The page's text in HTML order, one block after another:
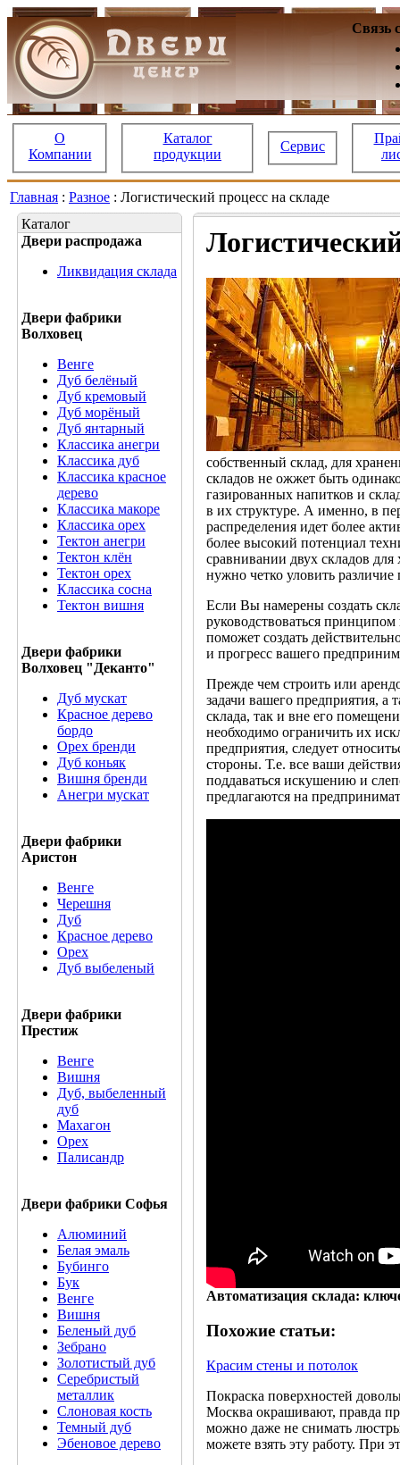
Связь
О
Компании
Каталог
продукции
Сервис
Главная : Разное : Логистический процесс на складе
Каталог
Двери распродажа
Ликвидация склада
Двери фабрики
Волховец
Венге
Дуб белёный
Дуб кремовый
Дуб морёный
Дуб янтарный
Классика анегри
Классика дуб
Классика красное
дерево
Классика макоре
Классика орех
Тектон анегри
Тектон клён
Тектон орех
Классика сосна
Тектон вишня
Двери фабрики
Волховец "Деканто"
Дуб мускат
Красное дерево
бордо
Орех бренди
Дуб коньяк
Вишня бренди
Анегри мускат
Двери фабрики
Аристон
Венге
Черешня
Дуб
Красное дерево
Орех
Дуб выбеленый
Двери фабрики
Престиж
Венге
Вишня
Дуб, выбеленный
дуб
Махагон
Орех
Палисандр
Двери фабрики Софья
Алюминий
Белая эмаль
Бубинго
Бук
Венге
Вишня
Беленый дуб
Зебрано
Золотистый дуб
Серебристый
металлик
Слоновая кость
Темный дуб
Эбеновое дерево
собственный склад, для
складов не ожжет быть
газированных напитков и
в их структуре. А именно, в
распределения идет более
более высокий потенциал
сравнивании двух складов
нужно четко уловить
Если Вы намерены создать
руководствоваться
поможет создать
и прогресс вашего
Прежде чем строить или
задачи вашего предприятия, а
склада, так и вне его
необходимо ограничить их
предприятия, следует
стороны. Т.е. все ваши
поддаваться искушению и
предлагаются на
Автоматизация склада:
Похожие статьи:
Красим стены и потолок
Покраска поверхностей
Москва окрашивают, правда
можно даже не снимать
можете взять эту работу. При